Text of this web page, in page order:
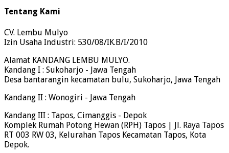
Tentang Kami
CV. Lembu Mulyo
Izin Usaha Industri: 530/08/IK.B/I/2010
Alamat KANDANG LEMBU MULYO.
Kandang I : Sukoharjo - Jawa Tengah
Desa bantarangin kecamatan bulu, Sukoharjo, Jawa Tengah
Kandang II : Wonogiri - Jawa Tengah
Kandang III : Tapos, Cimanggis - Depok
Komplek Rumah Potong Hewan (RPH) Tapos | Jl. Raya Tapos
RT 003 RW 03, Kelurahan Tapos Kecamatan Tapos, Kota
Depok.